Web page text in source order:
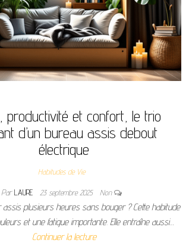
productivité et confort, le trio
d’un bureau assis debout
électrique
Habitudes de Vie
ParLAURE 23 septembre 2025 Non
plusieurs heures sans bouger ? Cette habitude
et une fatigue importante. Elle entraîne aussi…
Continuer la lecture